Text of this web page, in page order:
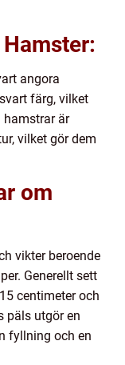
angora
färg, vilket
hamstrar är
vilket gör dem
om
vikter beroende
Generellt sett
centimeter och
päls utgör en
fyllning och en